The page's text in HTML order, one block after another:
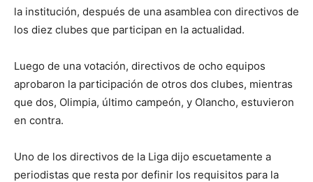
la institución, después de una asamblea con directivos de
los diez clubes que participan en la actualidad.
Luego de una votación, directivos de ocho equipos
aprobaron la participación de otros dos clubes, mientras
que dos, Olimpia, último campeón, y Olancho, estuvieron
en contra.
Uno de los directivos de la Liga dijo escuetamente a
periodistas que resta por definir los requisitos para la